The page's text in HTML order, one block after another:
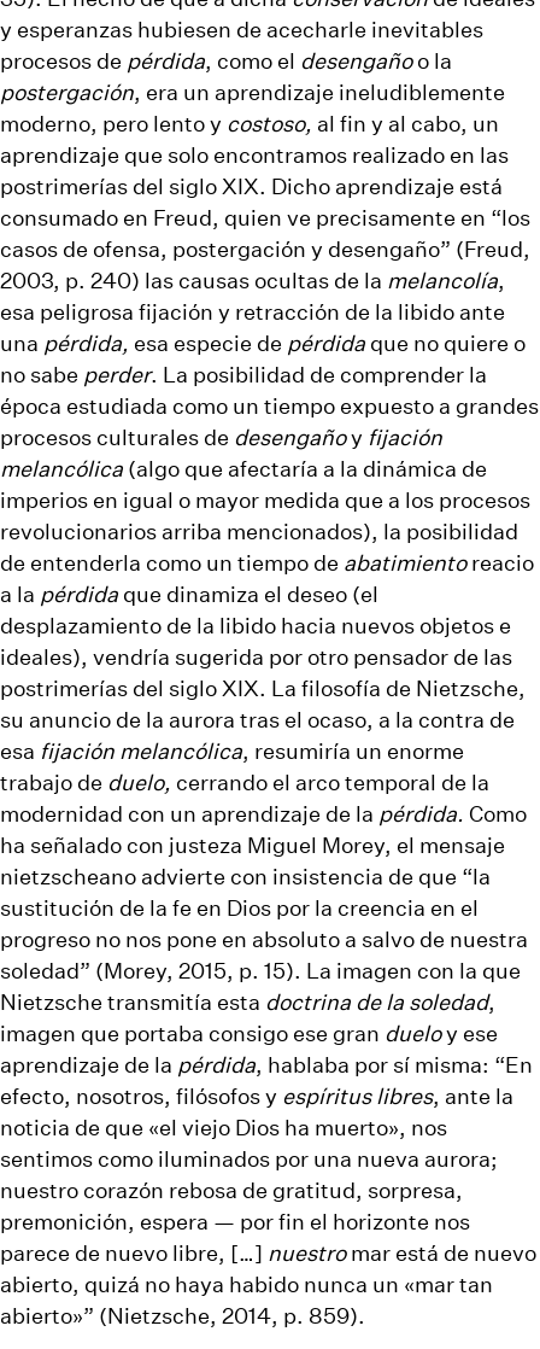
y esperanzas hubiesen de acecharle inevitables
procesos de pérdida, como el desengañoo la
postergación, era un aprendizaje ineludiblemente
moderno, pero lento y costoso, al fin y al cabo, un
aprendizaje que solo encontramos realizado en las
postrimerías del siglo XIX. Dicho aprendizaje está
consumado en Freud, quien ve precisamente en “los
casos de ofensa, postergación y desengaño” (Freud,
2003, p. 240) las causas ocultas de la melancolía,
esa peligrosa fijación y retracción de la libido ante
una pérdida, esa especie de pérdida que no quiere o
no sabe perder. La posibilidad de comprender la
época estudiada como un tiempo expuesto a grandes
procesos culturales de desengañoy fijación
melancólica (algo que afectaría a la dinámica de
imperios en igual o mayor medida que a los procesos
revolucionarios arriba mencionados), la posibilidad
de entenderla como un tiempo de abatimientoreacio
a la pérdida que dinamiza el deseo (el
desplazamiento de la libido hacia nuevos objetos e
ideales), vendría sugerida por otro pensador de las
postrimerías del siglo XIX. La filosofía de Nietzsche,
su anuncio de la aurora tras el ocaso, a la contra de
esa fijación melancólica, resumiría un enorme
trabajo de duelo, cerrando el arco temporal de la
modernidad con un aprendizaje de la pérdida. Como
ha señalado con justeza Miguel Morey, el mensaje
nietzscheano advierte con insistencia de que “la
sustitución de la fe en Dios por la creencia en el
progreso no nos pone en absoluto a salvo de nuestra
soledad” (Morey, 2015, p. 15). La imagen con la que
Nietzsche transmitía esta doctrina de la soledad,
imagen que portaba consigo ese gran dueloy ese
aprendizaje de la pérdida, hablaba por sí misma: “En
efecto, nosotros, filósofos y espíritus libres, ante la
noticia de que «el viejo Dios ha muerto», nos
sentimos como iluminados por una nueva aurora;
nuestro corazón rebosa de gratitud, sorpresa,
premonición, espera — por fin el horizonte nos
parece de nuevo libre, […] nuestromar está de nuevo
abierto, quizá no haya habido nunca un «mar tan
abierto»” (Nietzsche, 2014, p. 859).